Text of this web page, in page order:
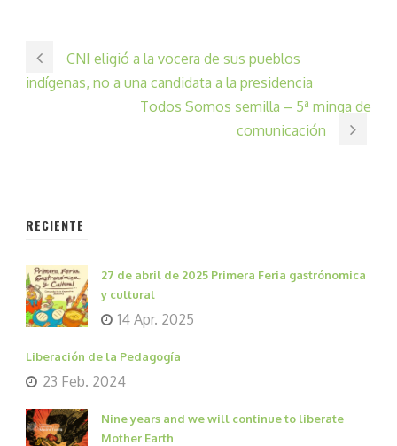
CNI eligió a la vocera de sus pueblos
indígenas, no a una candidata a la presidencia
Todos Somos semilla – 5ª minga de
comunicación
RECIENTE
27 de abril de 2025 Primera Feria gastrónomica
y cultural
14 Apr. 2025
Liberación de la Pedagogía
23 Feb. 2024
Nine years and we will continue to liberate
Mother Earth